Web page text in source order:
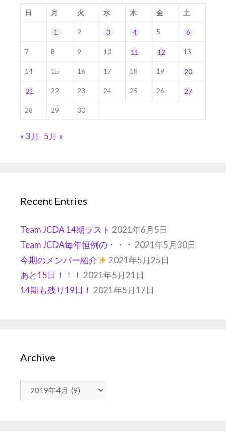
日 月 火 水 木 金 土
1 2 3 4 5 6
7 8 9 10 11 12 13
14 15 16 17 18 19 20
21 22 23 24 25 26 27
28 29 30
« 3月 5月 »
Recent Entries
Team JCDA 14期ラスト 2021年6月5日
Team JCDA毎年恒例の・・・ 2021年5月30日
今期のメンバー紹介
2021年5月25日
あと15日！！！ 2021年5月21日
14期も残り19日！ 2021年5月17日
Archive
Archive